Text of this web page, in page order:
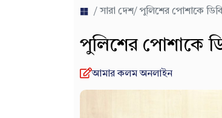
/সারা দেশ/ পুলিশের পোশাকে
পুলিশের পোশাকে
আমার কলম অনলাইন